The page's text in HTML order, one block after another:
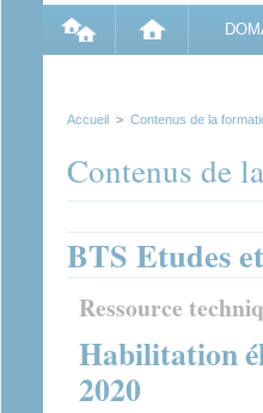
Accueil > Contenus de la
Contenus de
BTS Etudes
Ressource
Habilitation
2020